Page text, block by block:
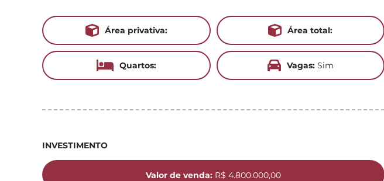
Área privativa: Área total:
Quartos: Vagas:Sim
INVESTIMENTO
Valor de venda: R$ 4.800.000,00